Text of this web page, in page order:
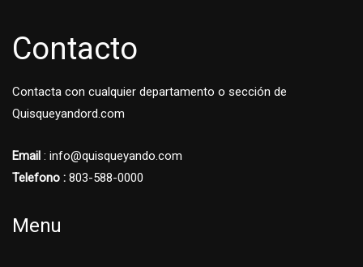
Contacto
Contacta con cualquier departamento o sección de
Quisqueyandord.com
Email : info@quisqueyando.com
Telefono : 803-588-0000
Menu